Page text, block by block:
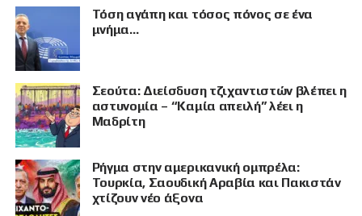
Τόση αγάπη και τόσος πόνος σε ένα
μνήμα…
Σεούτα: Διείσδυση τζιχαντιστών βλέπει η
αστυνομία – “Καμία απειλή” λέει η
Μαδρίτη
Ρήγμα στην αμερικανική ομπρέλα:
Τουρκία, Σαουδική Αραβία και Πακιστάν
χτίζουν νέο άξονα